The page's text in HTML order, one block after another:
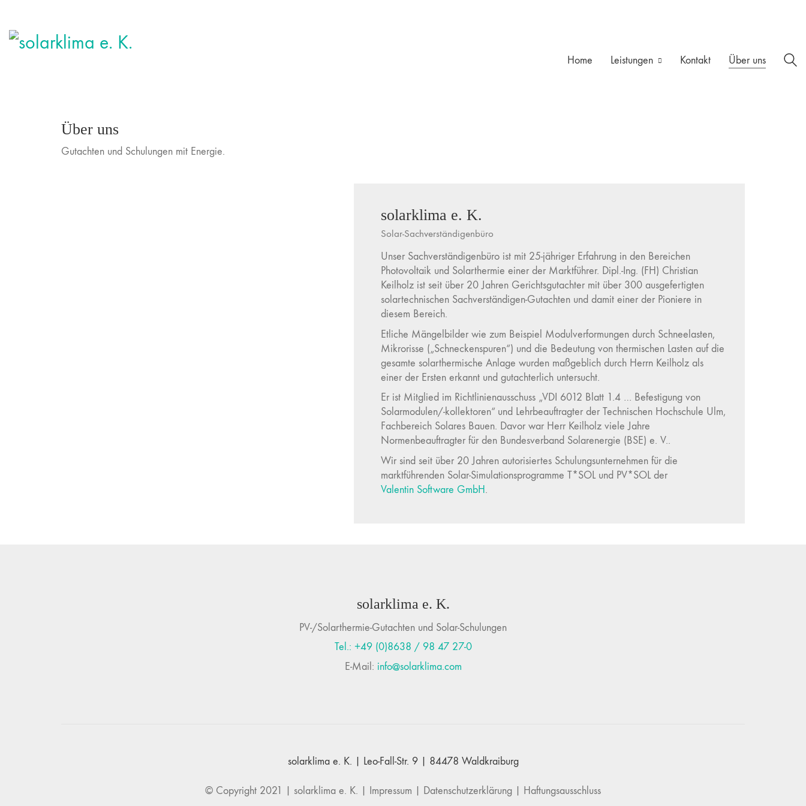
Home Leistungen Kontakt Über uns
Über uns
Gutachten und Schulungen mit Energie.
solarklima e. K.
Solar-Sachverständigenbüro
Unser Sachverständigenbüro ist mit 25-jähriger Erfahrung in den Bereichen
Photovoltaik und Solarthermie einer der Marktführer. Dipl.-Ing. (FH) Christian
Keilholz ist seit über 20 Jahren Gerichtsgutachter mit über 300 ausgefertigten
solartechnischen Sachverständigen-Gutachten und damit einer der Pioniere in
diesem Bereich.
Etliche Mängelbilder wie zum Beispiel Modulverformungen durch Schneelasten,
Mikrorisse („Schneckenspuren“) und die Bedeutung von thermischen Lasten auf die
gesamte solarthermische Anlage wurden maßgeblich durch Herrn Keilholz als
einer der Ersten erkannt und gutachterlich untersucht.
Er ist Mitglied im Richtlinienausschuss „VDI 6012 Blatt 1.4 … Befestigung von
Solarmodulen/-kollektoren“ und Lehrbeauftragter der Technischen Hochschule Ulm,
Fachbereich Solares Bauen. Davor war Herr Keilholz viele Jahre
Normenbeauftragter für den Bundesverband Solarenergie (BSE) e. V..
Wir sind seit über 20 Jahren autorisiertes Schulungsunternehmen für die
marktführenden Solar-Simulationsprogramme T*SOL und PV*SOL der
Valentin Software GmbH.
solarklima e. K.
PV-/Solarthermie-Gutachten und Solar-Schulungen
Tel.: +49 (0)8638 / 98 47 27-0
E-Mail: info@solarklima.com
solarklima e. K. | Leo-Fall-Str. 9 | 84478 Waldkraiburg
© Copyright 2021 | solarklima e. K. Impressum Datenschutzerklärung Haftungsausschluss